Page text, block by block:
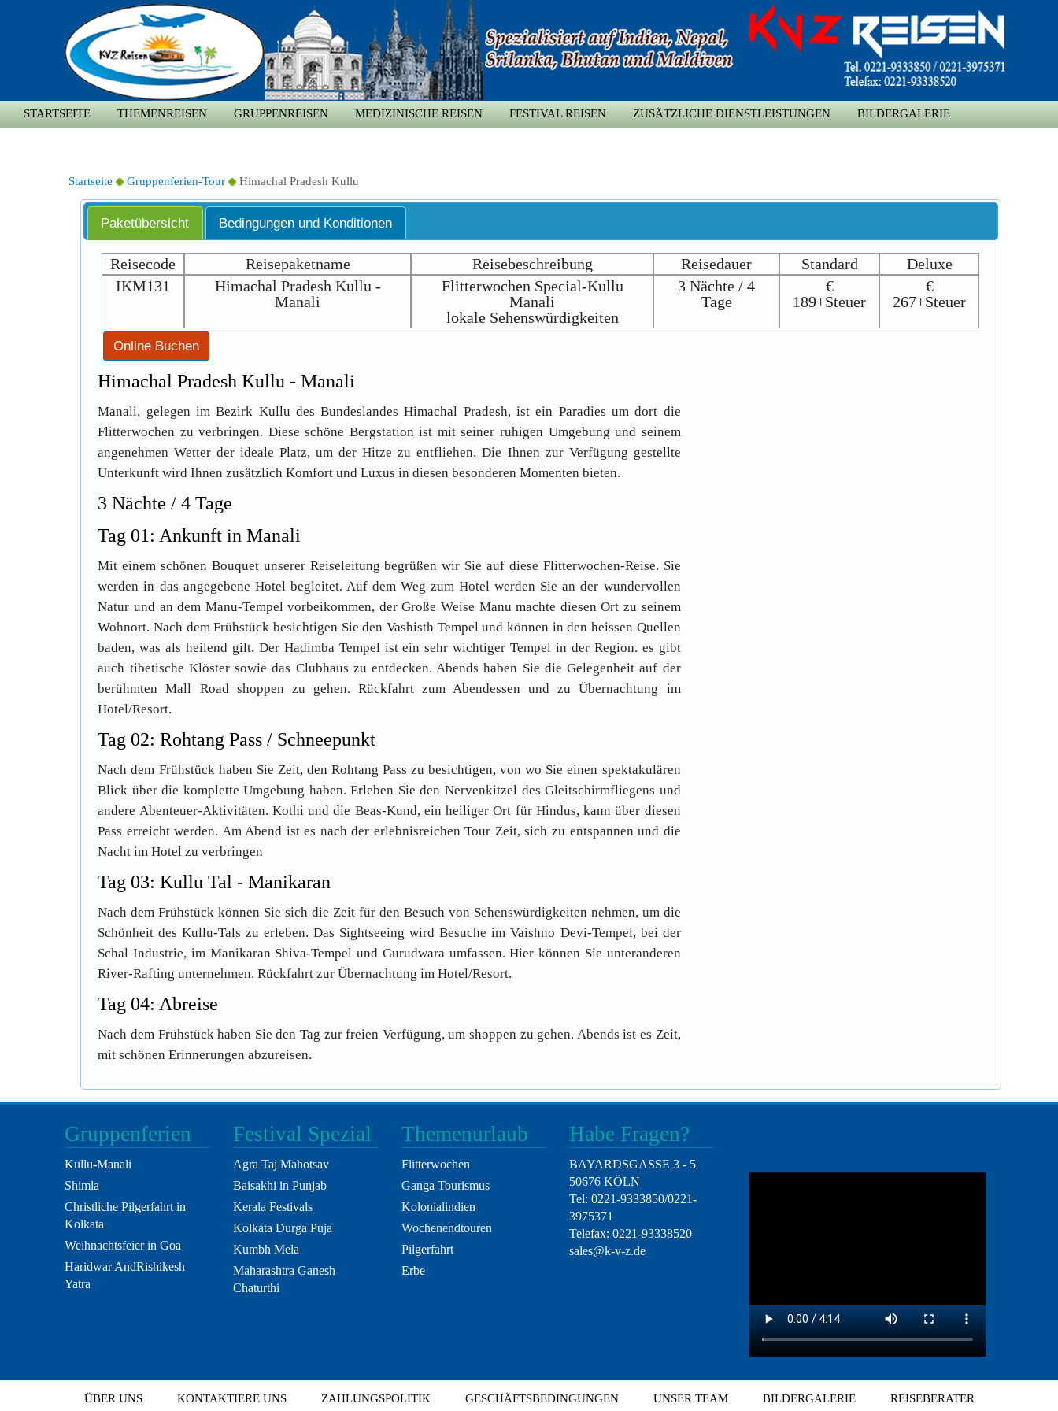
STARTSEITE THEMENREISEN GRUPPENREISEN MEDIZINISCHE REISEN FESTIVAL REISEN ZUSÄTZLICHE DIENSTLEISTUNGEN BILDERGALERIE
Startseite Gruppenferien-Tour Himachal Pradesh Kullu
Paketübersicht Bedingungen und Konditionen
Reisecode Reisepaketname Reisebeschreibung Reisedauer Standard
Deluxe
IKM131
Himachal Pradesh Kullu -
Manali
Flitterwochen Special-Kullu
Manali
lokale Sehenswürdigkeiten
3 Nächte / 4
Tage
€
189+Steuer
€
267+Steuer
Himachal Pradesh Kullu - Manali
Manali, gelegen im Bezirk Kullu des Bundeslandes Himachal Pradesh, ist ein Paradies um dort die
Flitterwochen zu verbringen. Diese schöne Bergstation ist mit seiner ruhigen Umgebung und seinem
angenehmen Wetter der ideale Platz, um der Hitze zu entfliehen. Die Ihnen zur Verfügung gestellte
Unterkunft wird Ihnen zusätzlich Komfort und Luxus in diesen besonderen Momenten bieten.
3 Nächte / 4 Tage
Tag 01: Ankunft in Manali
Mit einem schönen Bouquet unserer Reiseleitung begrüßen wir Sie auf diese Flitterwochen-Reise. Sie
werden in das angegebene Hotel begleitet. Auf dem Weg zum Hotel werden Sie an der wundervollen
Natur und an dem Manu-Tempel vorbeikommen, der Große Weise Manu machte diesen Ort zu seinem
Wohnort. Nach dem Frühstück besichtigen Sie den Vashisth Tempel und können in den heissen Quellen
baden, was als heilend gilt. Der Hadimba Tempel ist ein sehr wichtiger Tempel in der Region. es gibt
auch tibetische Klöster sowie das Clubhaus zu entdecken. Abends haben Sie die Gelegenheit auf der
berühmten Mall Road shoppen zu gehen. Rückfahrt zum Abendessen und zu Übernachtung im
Hotel/Resort.
Tag 02: Rohtang Pass / Schneepunkt
Nach dem Frühstück haben Sie Zeit, den Rohtang Pass zu besichtigen, von wo Sie einen spektakulären
Blick über die komplette Umgebung haben. Erleben Sie den Nervenkitzel des Gleitschirmfliegens und
andere Abenteuer-Aktivitäten. Kothi und die Beas-Kund, ein heiliger Ort für Hindus, kann über diesen
Pass erreicht werden. Am Abend ist es nach der erlebnisreichen Tour Zeit, sich zu entspannen und die
Nacht im Hotel zu verbringen
Tag 03: Kullu Tal - Manikaran
Nach dem Frühstück können Sie sich die Zeit für den Besuch von Sehenswürdigkeiten nehmen, um die
Schönheit des Kullu-Tals zu erleben. Das Sightseeing wird Besuche im Vaishno Devi-Tempel, bei der
Schal Industrie, im Manikaran Shiva-Tempel und Gurudwara umfassen. Hier können Sie unteranderen
River-Rafting unternehmen. Rückfahrt zur Übernachtung im Hotel/Resort.
Tag 04: Abreise
Nach dem Frühstück haben Sie den Tag zur freien Verfügung, um shoppen zu gehen. Abends ist es Zeit,
mit schönen Erinnerungen abzureisen.
Gruppenferien
Kullu-Manali
Shimla
Christliche Pilgerfahrt in
Kolkata
Weihnachtsfeier in Goa
Haridwar AndRishikesh
Yatra
Festival Spezial
Agra Taj Mahotsav
Baisakhi in Punjab
Kerala Festivals
Kolkata Durga Puja
Kumbh Mela
Maharashtra Ganesh
Chaturthi
Themenurlaub
Flitterwochen
Ganga Tourismus
Kolonialindien
Wochenendtouren
Pilgerfahrt
Erbe
Habe Fragen?
BAYARDSGASSE 3 - 5
50676 KÖLN
Tel: 0221-9333850/0221-
3975371
Telefax: 0221-93338520
sales@k-v-z.de
ÜBER UNS KONTAKTIERE UNS ZAHLUNGSPOLITIK GESCHÄFTSBEDINGUNGEN UNSER TEAM BILDERGALERIE REISEBERATER